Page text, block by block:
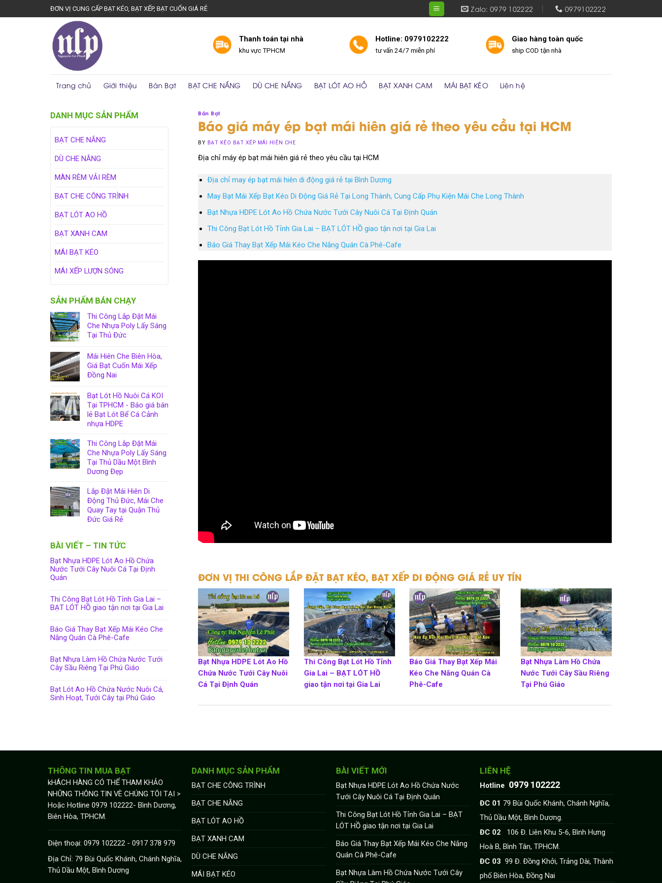
to
ĐƠN VỊ CUNG CẤP BẠT KÉO, BẠT XẾP, BẠT CUỐN GIÁ RẺ Zalo: 0979 102222 0979102222
Thanh toán tại nhà
khu vực TPHCM
Hotline: 0979102222
tư vấn 24/7 miễn phí
Giao hàng toàn quốc
ship COD tận nhà
Trang chủ Giới thiệu Bán Bạt BẠT CHE NẮNG DÙ CHE NẮNG BẠT LÓT AO HỒ BẠT XANH CAM MÁI BẠT KÉO Liên hệ
DANH MỤC SẢN PHẨM
BẠT CHE NẮNG
DÙ CHE NẮNG
MÀN RÈM VẢI RÈM
BẠT CHE CÔNG TRÌNH
BẠT LÓT AO HỒ
BẠT XANH CAM
MÁI BẠT KÉO
MÁI XẾP LƯỢN SÓNG
SẢN PHẨM BÁN CHẠY
Thi Công Lắp Đặt Mái
Che Nhựa Poly Lấy Sáng
Tại Thủ Đức
Mái Hiên Che Biên Hòa,
Giá Bạt Cuốn Mái Xếp
Đồng Nai
Bạt Lót Hồ Nuôi Cá KOI
Tại TPHCM - Báo giá bán
lẻ Bạt Lót Bể Cá Cảnh
nhựa HDPE
Thi Công Lắp Đặt Mái
Che Nhựa Poly Lấy Sáng
Tại Thủ Dầu Một Bình
Dương Đẹp
Lắp Đặt Mái Hiên Di
Động Thủ Đức, Mái Che
Quay Tay tại Quận Thủ
Đức Giá Rẻ
BÀI VIẾT – TIN TỨC
Bạt Nhựa HDPE Lót Ao Hồ Chứa
Nước Tưới Cây Nuôi Cá Tại Định
Quán
Thi Công Bạt Lót Hồ Tỉnh Gia Lai –
BẠT LÓT HỒ giao tận nơi tại Gia Lai
Báo Giá Thay Bạt Xếp Mái Kéo Che
Nắng Quán Cà Phê-Cafe
Bạt Nhựa Làm Hồ Chứa Nước Tưới
Cây Sầu Riêng Tại Phú Giáo
Bạt Lót Ao Hồ Chứa Nước Nuôi Cá,
Sinh Hoạt, Tưới Cây tại Phú Giáo
Bán Bạt
Báo giá máy ép bạt mái hiên giá rẻ theo yêu cầu tại HCM
BY BẠT KÉO BẠT XẾP MÁI HIÊN CHE
Địa chỉ máy ép bạt mái hiên giá rẻ theo yêu cầu tại HCM
Địa chỉ may ép bạt mái hiên di động giá rẻ tại Bình Dương
May Bạt Mái Xếp Bạt Kéo Di Động Giá Rẻ Tại Long Thành, Cung Cấp Phụ Kiện Mái Che Long Thành
Bạt Nhựa HDPE Lót Ao Hồ Chứa Nước Tưới Cây Nuôi Cá Tại Định Quán
Thi Công Bạt Lót Hồ Tỉnh Gia Lai – BẠT LÓT HỒ giao tận nơi tại Gia Lai
Báo Giá Thay Bạt Xếp Mái Kéo Che Nắng Quán Cà Phê-Cafe
ĐƠN VỊ THI CÔNG LẮP ĐẶT BẠT KÉO, BẠT XẾP DI ĐỘNG GIÁ RẺ UY TÍN
Bạt Nhựa HDPE Lót Ao Hồ
Chứa Nước Tưới Cây Nuôi
Cá Tại Định Quán
Thi Công Bạt Lót Hồ Tỉnh
Gia Lai – BẠT LÓT HỒ
giao tận nơi tại Gia Lai
Báo Giá Thay Bạt Xếp Mái
Kéo Che Nắng Quán Cà
Phê-Cafe
Bạt Nhựa Làm Hồ Chứa
Nước Tưới Cây Sầu Riêng
Tại Phú Giáo
THÔNG TIN MUA BẠT
kHÁCH HÀNG CÓ THỂ THAM KHẢO
NHỮNG THÔNG TIN VÈ CHÚNG TÔI TẠI >
Hoặc Hotline 0979 102222- Bình Dương,
Biên Hòa, TPHCM.
Điện thoại: 0979 102222 - 0917 378 979
Địa Chỉ: 79 Bùi Quốc Khánh, Chánh Nghĩa,
Thủ Dầu Một, Bình Dương
DANH MỤC SẢN PHẨM
BẠT CHE CÔNG TRÌNH
BẠT CHE NẮNG
BẠT LÓT AO HỒ
BẠT XANH CAM
DÙ CHE NẮNG
MÁI BẠT KÉO
BÀI VIẾT MỚI
Bạt Nhựa HDPE Lót Ao Hồ Chứa Nước
Tưới Cây Nuôi Cá Tại Định Quán
Thi Công Bạt Lót Hồ Tỉnh Gia Lai – BẠT
LÓT HỒ giao tận nơi tại Gia Lai
Báo Giá Thay Bạt Xếp Mái Kéo Che Nắng
Quán Cà Phê-Cafe
Bạt Nhựa Làm Hồ Chứa Nước Tưới Cây
LIÊN HỆ
Hotline 0979 102222
ĐC 01 79 Bùi Quốc Khánh, Chánh Nghĩa,
Thủ Dầu Một, Bình Dương.
ĐC 02
106 Đ. Liên Khu 5-6, Bình Hưng
Hoà B, Bình Tân, TPHCM.
ĐC 03 99 Đ. Đồng Khởi, Trảng Dài, Thành
phố Biên Hòa, Đồng Nai